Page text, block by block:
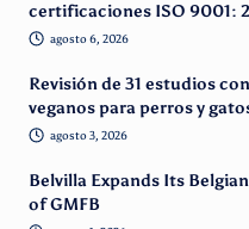
certificaciones ISO 9001:
agosto 6, 2026
Revisión de 31 estudios
veganos para perros y
agosto 3, 2026
Belvilla Expands Its
of GMFB